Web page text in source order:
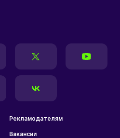
Рекламодателям
Вакансии